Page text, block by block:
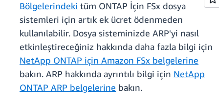
Bölgelerindeki tüm ONTAP İçin FSx dosya
sistemleri için artık ek ücret ödenmeden
kullanılabilir. Dosya sisteminizde ARP'yi nasıl
etkinleştireceğiniz hakkında daha fazla bilgi için
NetApp ONTAP için Amazon FSx belgelerine
bakın. ARP hakkında ayrıntılı bilgi için NetApp
ONTAP ARP belgelerine bakın.